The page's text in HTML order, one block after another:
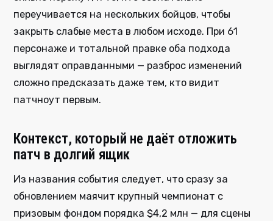
переучивается на нескольких бойцов, чтобы
закрыть слабые места в любом исходе. При 61
персонаже и тотальной правке оба подхода
выглядят оправданными — разброс изменений
сложно предсказать даже тем, кто видит
патчноут первым.
Контекст, который не даёт отложить
патч в долгий ящик
Из названия события следует, что сразу за
обновлением маячит крупный чемпионат с
призовым фондом порядка $4,2 млн — для сцены